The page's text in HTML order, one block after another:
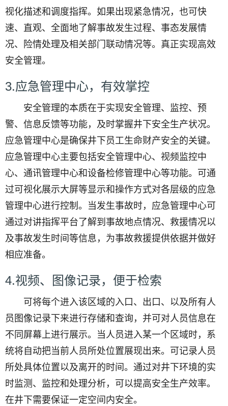
视化描述和调度指挥。如果出现紧急情况，也可快
速、直观、全面地了解事故发生过程、事态发展情
况、险情处理及相关部门联动情况等。真正实现高效
安全管理。
3.应急管理中心，有效掌控
安全管理的本质在于实现安全管理、监控、预
警、信息反馈等功能，及时掌握井下安全生产状况。
应急管理中心是确保井下员工生命财产安全的关键。
应急管理中心主要包括安全管理中心、视频监控中
心、通讯管理中心和设备检修管理中心等功能。可通
过可视化展示大屏等显示和操作方式对各层级的应急
管理中心进行控制。当发生事故时，应急管理中心可
通过对讲指挥平台了解到事故地点情况、救援情况以
及事故发生时间等信息，为事故救援提供依据并做好
相应准备。
4.视频、图像记录，便于检索
可将每个进入该区域的入口、出口、以及所有人
员图像记录下来进行存储和查询，并可对人员信息在
不同屏幕上进行展示。当人员进入某一个区域时，系
统将自动把当前人员所处位置展现出来。可记录人员
所处具体位置以及离开的时间。通过对井下环境的实
时监测、监控和处理分析，可以提高安全生产效率。
在井下需要保证一定空间内安全。